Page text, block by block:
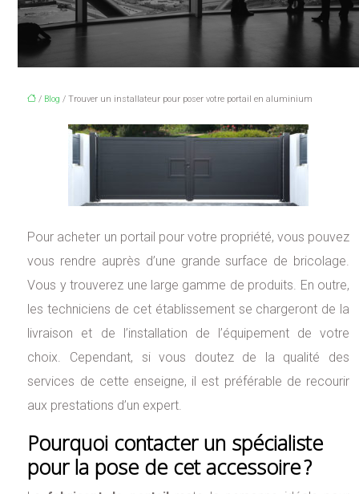
/ Blog / Trouver un installateur pour poser votre portail en aluminium
Pour acheter un portail pour votre propriété, vous pouvez
vous rendre auprès d’une grande surface de bricolage.
Vous y trouverez une large gamme de produits. En outre,
les techniciens de cet établissement se chargeront de la
livraison et de l’installation de l’équipement de votre
choix. Cependant, si vous doutez de la qualité des
services de cette enseigne, il est préférable de recourir
aux prestations d’un expert.
Pourquoi contacter un spécialiste
pour la pose de cet accessoire ?